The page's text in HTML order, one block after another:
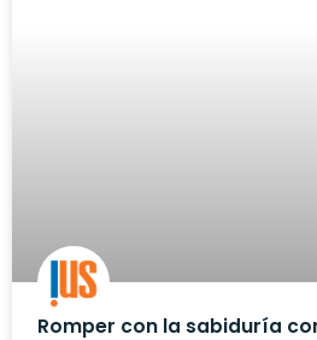
Romper con la sabiduría